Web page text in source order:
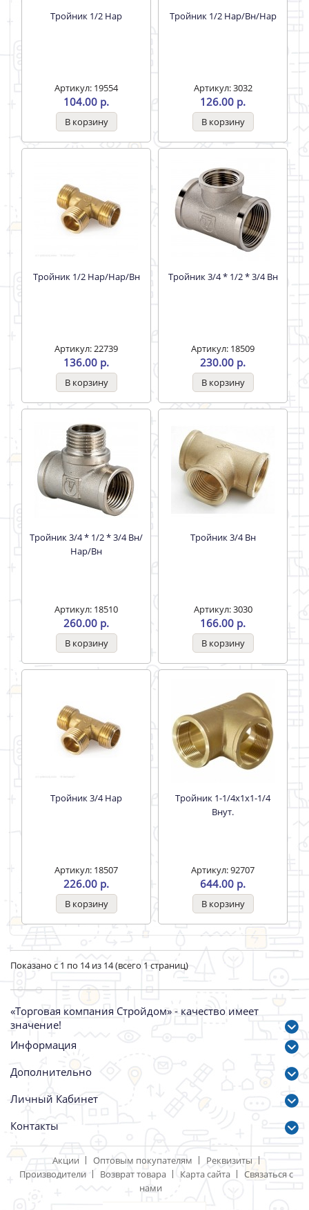
Тройник 1/2 Нар
Артикул: 19554
104.00 р.
Тройник 1/2 Нар/Вн/Нар
Артикул: 3032
126.00 р.
Тройник 1/2 Нар/Нар/Вн
Артикул: 22739
136.00 р.
Тройник 3/4 * 1/2 * 3/4 Вн
Артикул: 18509
230.00 р.
Тройник 3/4 * 1/2 * 3/4 Вн/
Нар/Вн
Артикул: 18510
260.00 р.
Тройник 3/4 Вн
Артикул: 3030
166.00 р.
Тройник 3/4 Нар
Артикул: 18507
226.00 р.
Тройник 1-1/4х1х1-1/4
Внут.
Артикул: 92707
644.00 р.
Показано с 1 по 14 из 14 (всего 1 страниц)
«Торговая компания Стройдом» - качество имеет
значение!
Информация
Дополнительно
Личный Кабинет
Контакты
Акции Оптовым покупателям
Реквизиты
Производители
Возврат товара Карта сайта
Связаться с
нами